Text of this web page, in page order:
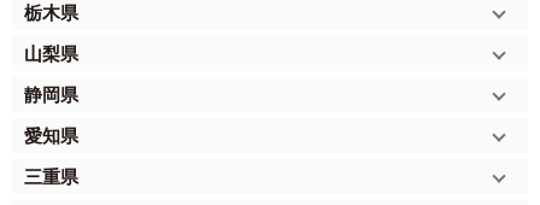
栃木県
山梨県
静岡県
愛知県
三重県